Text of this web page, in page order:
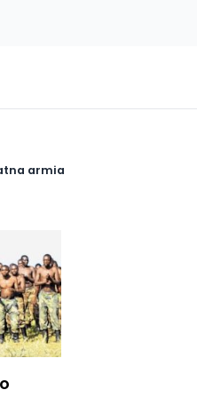
armia